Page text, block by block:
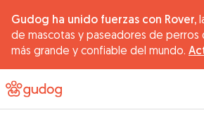
Gudog ha unido fuerzas con Rover,
de mascotas y paseadores de perros
más grande y confiable del mundo.